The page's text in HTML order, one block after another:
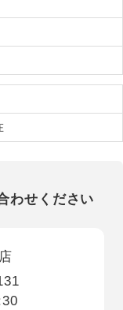
わせください